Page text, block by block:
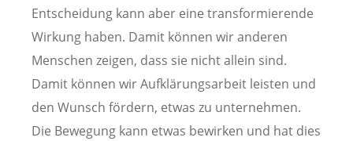
Entscheidung kann aber eine transformierende
Wirkung haben. Damit können wir anderen
Menschen zeigen, dass sie nicht allein sind.
Damit können wir Aufklärungsarbeit leisten und
den Wunsch fördern, etwas zu unternehmen.
Die Bewegung kann etwas bewirken und hat dies